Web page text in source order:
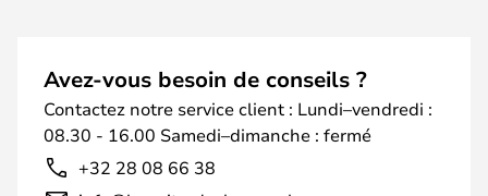
Avez-vous besoin de conseils ?
Contactez notre service client : Lundi–vendredi :
08.30 - 16.00 Samedi–dimanche : fermé
+32 28 08 66 38